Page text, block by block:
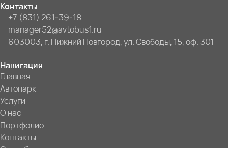
Контакты
+7 (831) 261-39-18
manager52@avtobus1.ru
603003, г. Нижний Новгород, ул. Свободы, 15, оф. 301
Навигация
Главная
Автопарк
Услуги
О нас
Портфолио
Контакты